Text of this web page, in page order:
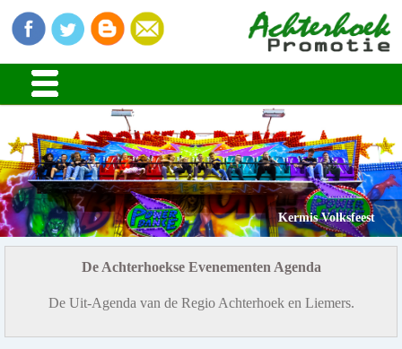
Kermis Volksfeest
De Achterhoekse Evenementen Agenda
De Uit-Agenda van de Regio Achterhoek en Liemers.